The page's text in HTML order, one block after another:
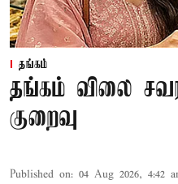
தங்கம்
தங்கம் விலை
குறைவு
Published on: 04 Aug 2026, 4:42